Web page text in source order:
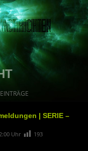
| SERIE –
Uhr 193